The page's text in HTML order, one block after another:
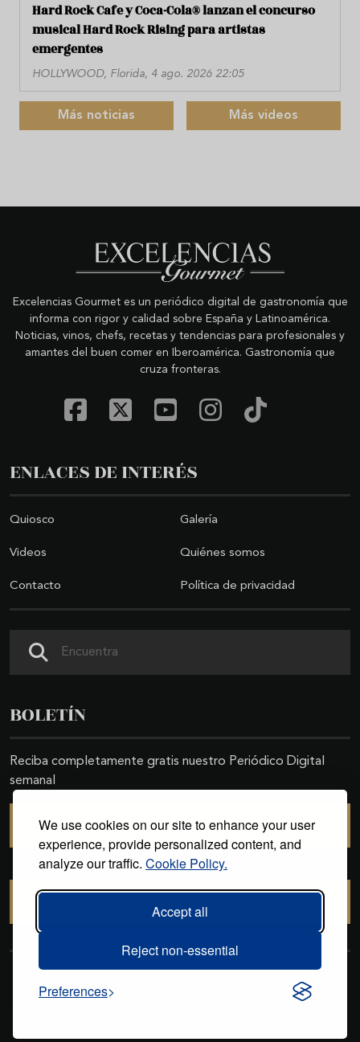
We use cookies on our site to enhance your user
experience, provide personalized content, and
analyze our traffic. Cookie Policy.
Accept all
Reject non-essential
Preferences
Hard Rock Cafe y Coca-Cola® lanzan el concurso
musical Hard Rock Rising para artistas
emergentes
HOLLYWOOD, Florida, 4 ago. 2026 22:05
Más noticias Más videos
Excelencias Gourmet es un periódico digital de gastronomía que
informa con rigor y calidad sobre España y Latinoamérica.
Noticias, vinos, chefs, recetas y tendencias para profesionales y
amantes del buen comer en Iberoamérica. Gastronomía que
cruza fronteras.
ENLACES DE INTERÉS
Quiosco Galería
Videos Quiénes somos
Contacto Política de privacidad
BOLETÍN
Reciba completamente gratis nuestro Periódico Digital
semanal
SUSCRIBIRSE
reservados. Desarrollado por
.